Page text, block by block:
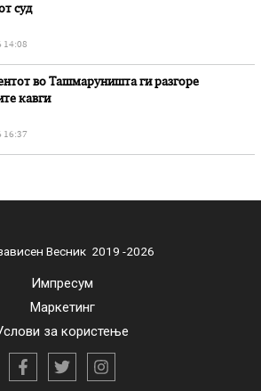
суд
14:08
во Ташмаруништa ги разгоре
кавги
16:37
Весник 2019 -2026
Импресум
Маркетинг
за користење